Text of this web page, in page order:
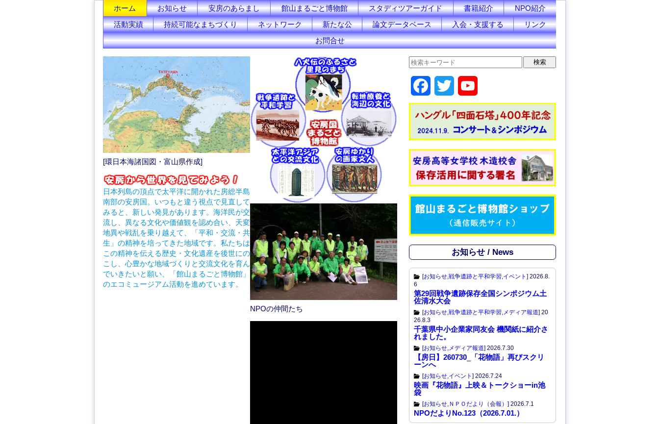
ホーム お知らせ 安房のあらまし 館山まるごと博物館 スタディツアーガイド 書籍紹介
NPO紹介
活動実績
持続可能なまちづくり ネットワーク 新たな公 論文データベース 入会・支援する
リンク
お問合せ
[環日本海諸国図・富山県作成]
日本列島の頂点で太平洋に開かれた房総半島
南部の安房国。いつもと違う視点で見直して
みると、新しい発見があります。海洋民が交
流し、異なる文化や価値観を認め合い、天変
地異や戦乱を乗り越えて、「平和・交流・共
生」の精神を培ってきた地域です。私たちは
この精神を伝える歴史・文化遺産を後世にの
こし、心豊かな地域づくりと交流文化を育ん
でいきたいと願い、「館山まるごと博物館」
のエコミュージアム活動を進めています。
NPOの仲間たち
a
b
o
o
w
i
t
e
o
u
b
e
C
a
n
お知らせ / News
[お知らせ,戦争遺跡と平和学習,イベント ] 2026.8.
6
第29回戦争遺跡保存全国シンポジウム土
佐清水大会
[お知らせ,戦争遺跡と平和学習,メディア報道] 20
26.8.3
千葉県中小企業家同友会 機関紙に紹介さ
れました。
[お知らせ,メディア報道] 2026.7.30
【房日】260730‗「花物語」再びスクリ
ーンへ
[お知らせ,イベント ] 2026.7.24
映画『花物語』上映＆トークショーin池
袋
[お知らせ,ＮＰＯだより（会報） ] 2026.7.1
NPOだよりNo.123（2026.7.01.）